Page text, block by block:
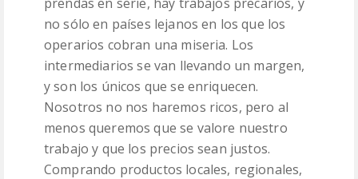
prendas en serie, hay trabajos precarios, y
no sólo en países lejanos en los que los
operarios cobran una miseria. Los
intermediarios se van llevando un margen,
y son los únicos que se enriquecen.
Nosotros no nos haremos ricos, pero al
menos queremos que se valore nuestro
trabajo y que los precios sean justos.
Comprando productos locales, regionales,